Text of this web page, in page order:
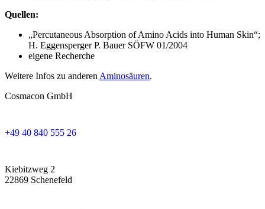
Quellen:
„Percutaneous Absorption of Amino Acids into Human Skin“;
H. Eggensperger P. Bauer SÖFW 01/2004
eigene Recherche
Weitere Infos zu anderen Aminosäuren.
Cosmacon GmbH
+49 40 840 555 26
Kiebitzweg 2
22869 Schenefeld